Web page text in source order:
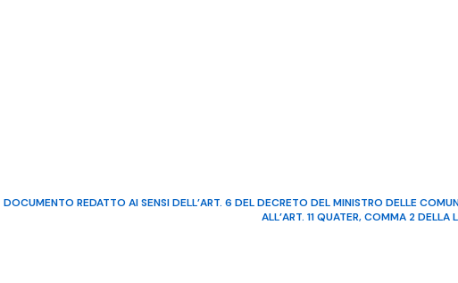
DOCUMENTO REDATTO AI SENSI DELL’ART. 6 DEL DECRETO DEL MINISTRO DELLE
ALL’ART. 11 QUATER, COMMA 2